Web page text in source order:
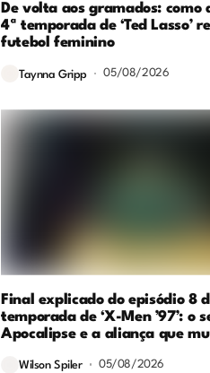
De volta aos gramados: como
4ª temporada de ‘Ted Lasso’
futebol feminino
Taynna Gripp 05/08/2026
Final explicado do episódio 8
temporada de ‘X-Men ’97’: o
Apocalipse e a aliança que
Wilson Spiler 05/08/2026